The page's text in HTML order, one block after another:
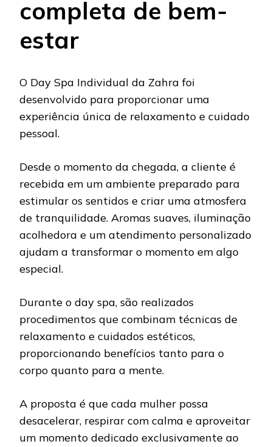
completa de bem-
estar
O Day Spa Individual da Zahra foi
desenvolvido para proporcionar uma
experiência única de relaxamento e cuidado
pessoal.
Desde o momento da chegada, a cliente é
recebida em um ambiente preparado para
estimular os sentidos e criar uma atmosfera
de tranquilidade. Aromas suaves, iluminação
acolhedora e um atendimento personalizado
ajudam a transformar o momento em algo
especial.
Durante o day spa, são realizados
procedimentos que combinam técnicas de
relaxamento e cuidados estéticos,
proporcionando benefícios tanto para o
corpo quanto para a mente.
A proposta é que cada mulher possa
desacelerar, respirar com calma e aproveitar
um momento dedicado exclusivamente ao